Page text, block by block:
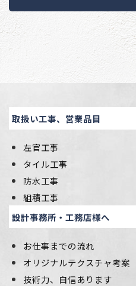
取扱い工事、営業品目
左官工事
タイル工事
防水工事
組積工事
設計事務所・工務店様へ
お仕事までの流れ
オリジナルテクスチャ考案
技術力、自信あります